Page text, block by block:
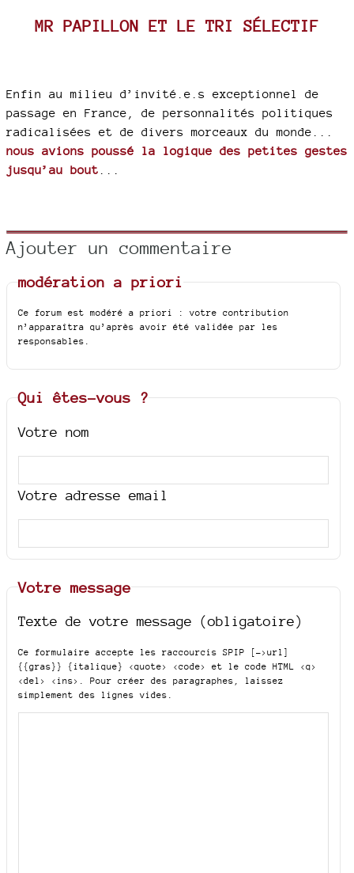
MR PAPILLON ET LE TRI SÉLECTIF
Enfin au milieu d’invité.e.s exceptionnel de
passage en France, de personnalités politiques
radicalisées et de divers morceaux du monde...
nous avions poussé la logique des petites gestes
jusqu’au bout
Ajouter un commentaire
modération a priori
Ce forum est modéré a priori : votre contribution
n’apparaîtra qu’après avoir été validée par les
responsables.
Qui êtes-vous ?
Votre nom
Votre adresse email
Votre message
Texte de votre message (obligatoire)
Ce formulaire accepte les raccourcis SPIP
[->url]
{{gras}} {italique} <quote> <code>
et le code HTML <q>
<del> <ins> . Pour créer des paragraphes, laissez
simplement des lignes vides.